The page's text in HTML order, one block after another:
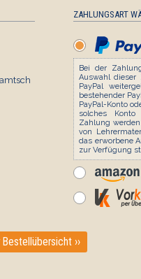
ZAHLUNGSART
Bei der
Auswahl dieser
PayPal
bestehender
PayPal-Konto
solches
Zahlung
von
das erworbene
zur Verfügung
Bestellübersicht ››